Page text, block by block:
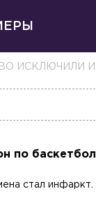
ИСКЛЮЧИЛИ
по
стал инфаркт.